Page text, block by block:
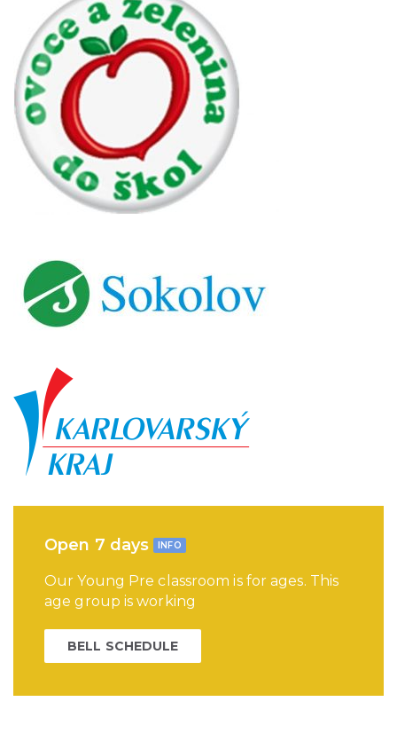
Open 7 days INFO
Our Young Pre classroom is for ages. This
age group is working
BELL SCHEDULE